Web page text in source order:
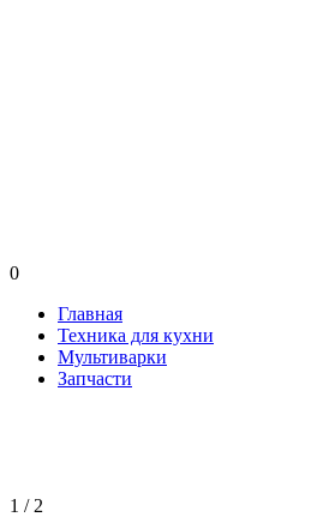
0
Главная
Техника для кухни
Мультиварки
Запчасти
1 / 2